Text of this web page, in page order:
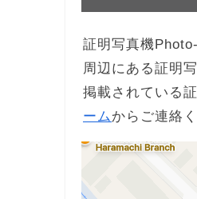
証明写真機
周辺にある証明
掲載されている
ーム からご連絡